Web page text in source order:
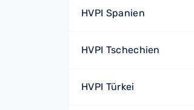
HVPI Spanien
HVPI Tschechien
HVPI Türkei